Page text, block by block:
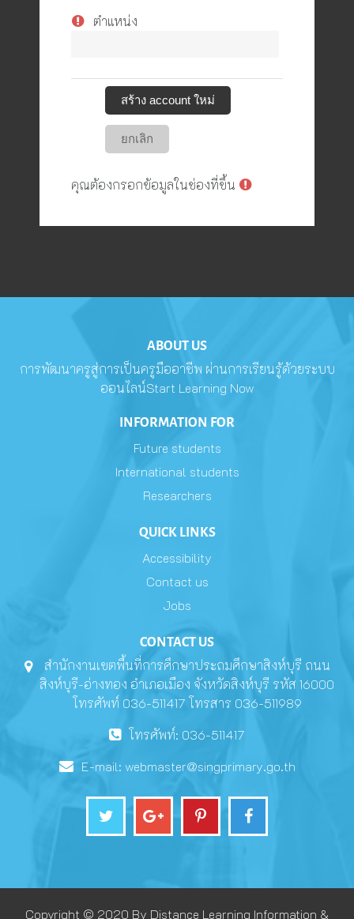
ตำแหน่ง
คุณต้องกรอกข้อมูลในช่องที่ขึ้น
ABOUT US
การพัฒนาครูสู่การเป็นครูมืออาชีพ ผ่านการเรียนรู้ด้วยระบบ
ออนไลน์Start Learning Now
INFORMATION FOR
Future students
International students
Researchers
QUICK LINKS
Accessibility
Contact us
Jobs
CONTACT US
สำนักงานเขตพื้นที่การศึกษาประถมศึกษาสิงห์บุรี ถนน
สิงห์บุรี-อ่างทอง อำเภอเมือง จังหวัดสิงห์บุรี รหัส 16000
โทรศัพท์ 036-511417 โทรสาร 036-511989
โทรศัพท์: 036-511417
E-mail: webmaster@singprimary.go.th
Copyright © 2020 By Distance Learning Information &